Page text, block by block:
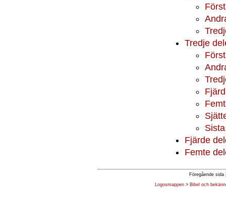
Tredje
Fjärde
Femte
Föregående sida
Logosmappen> Bibel och